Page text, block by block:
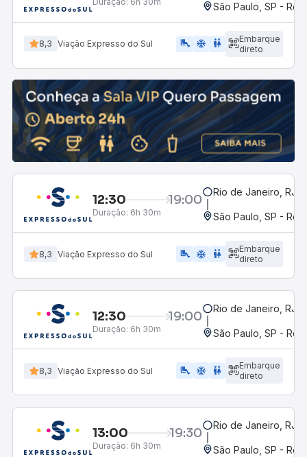
São Paulo, SP -
8,3 Viação Expresso do Sul airline_seat_legroom_extra ac_unit wc
Embarque
direto
12:30 19:00
Duração: 6h 30m
Rio de Janeiro, RJ -
São Paulo, SP -
8,3 Viação Expresso do Sul airline_seat_legroom_extra ac_unit WC
Embarque
direto
12:30 19:00
Duração: 6h 30m
Rio de Janeiro, RJ -
São Paulo, SP -
8,3 Viação Expresso do Sul airline_seat_legroom_extra ac_unit wc
Embarque
direto
13:00 19:30
Duração: 6h 30m
Rio de Janeiro, RJ -
São Paulo, SP -